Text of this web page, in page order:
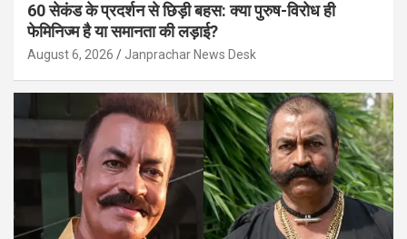
60 सेकंड के प्रदर्शन से छिड़ी बहस: क्या पुरुष-विरोध ही
फेमिनिज्म है या समानता की लड़ाई?
August 6, 2026 Janprachar News Desk